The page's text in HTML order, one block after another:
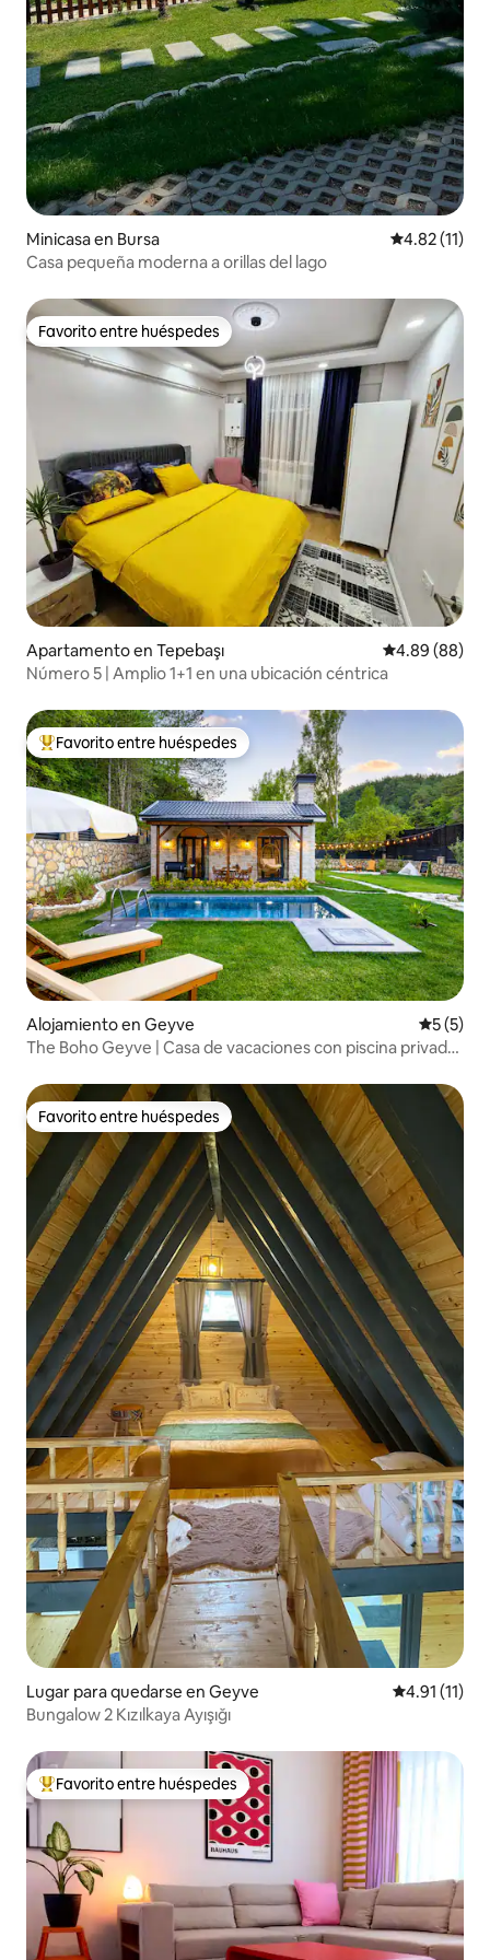
Minicasa en Bursa Calificación
4.82 (11)
Casa pequeña moderna a orillas del lago
Favorito entre huéspedes
Favorito entre huéspedes
Apartamento en Tepebaşı Calificación
4.89 (88)
Número 5 | Amplio 1+1 en una ubicación céntrica
Favorito entre huéspedes preferido
Favorito entre huéspedes
Alojamiento en Geyve
5 (5)
The Boho Geyve | Casa de vacaciones con piscina privada
Favorito entre huéspedes
Favorito entre huéspedes
Lugar para quedarse en Geyve Calificación
4.91 (11)
Bungalow 2 Kızılkaya Ayışığı
Favorito entre huéspedes preferido
Favorito entre huéspedes